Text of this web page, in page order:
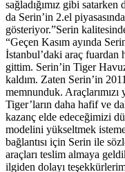
sağladığımız gibi satarken
da Serin’in 2.el
gösteriyor.”Serin
“Geçen Kasım ayında
İstanbul’daki araç fuardan
gittim. Serin’in Tiger
kaldım. Zaten Serin’in
memnunduk.
Tiger’ların daha hafif ve
kazanç elde edeceğimizi
modelini yükseltmek
bağlantısı için Serin ile
araçları teslim almaya
ilgiden dolayı